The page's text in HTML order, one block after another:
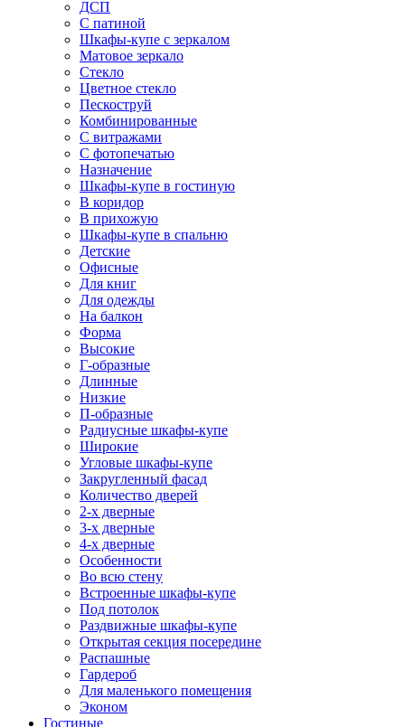
ДСП
С патиной
Шкафы-купе с зеркалом
Матовое зеркало
Стекло
Цветное стекло
Пескоструй
Комбинированные
С витражами
С фотопечатью
Назначение
Шкафы-купе в гостиную
В коридор
В прихожую
Шкафы-купе в спальню
Детские
Офисные
Для книг
Для одежды
На балкон
Форма
Высокие
Г-образные
Длинные
Низкие
П-образные
Радиусные шкафы-купе
Широкие
Угловые шкафы-купе
Закругленный фасад
Количество дверей
2-х дверные
3-х дверные
4-х дверные
Особенности
Во всю стену
Встроенные шкафы-купе
Под потолок
Раздвижные шкафы-купе
Открытая секция посередине
Распашные
Гардероб
Для маленького помещения
Эконом
Гостиные